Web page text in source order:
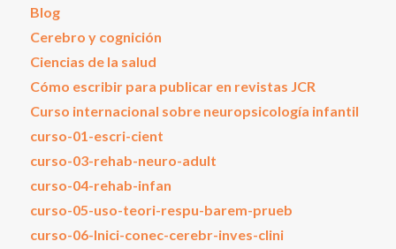
Blog
Cerebro y cognición
Ciencias de la salud
Cómo escribir para publicar en revistas JCR
Curso internacional sobre neuropsicología infantil
curso-01-escri-cient
curso-03-rehab-neuro-adult
curso-04-rehab-infan
curso-05-uso-teori-respu-barem-prueb
curso-06-Inici-conec-cerebr-inves-clini